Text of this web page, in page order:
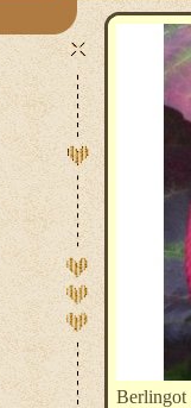
Berlingot